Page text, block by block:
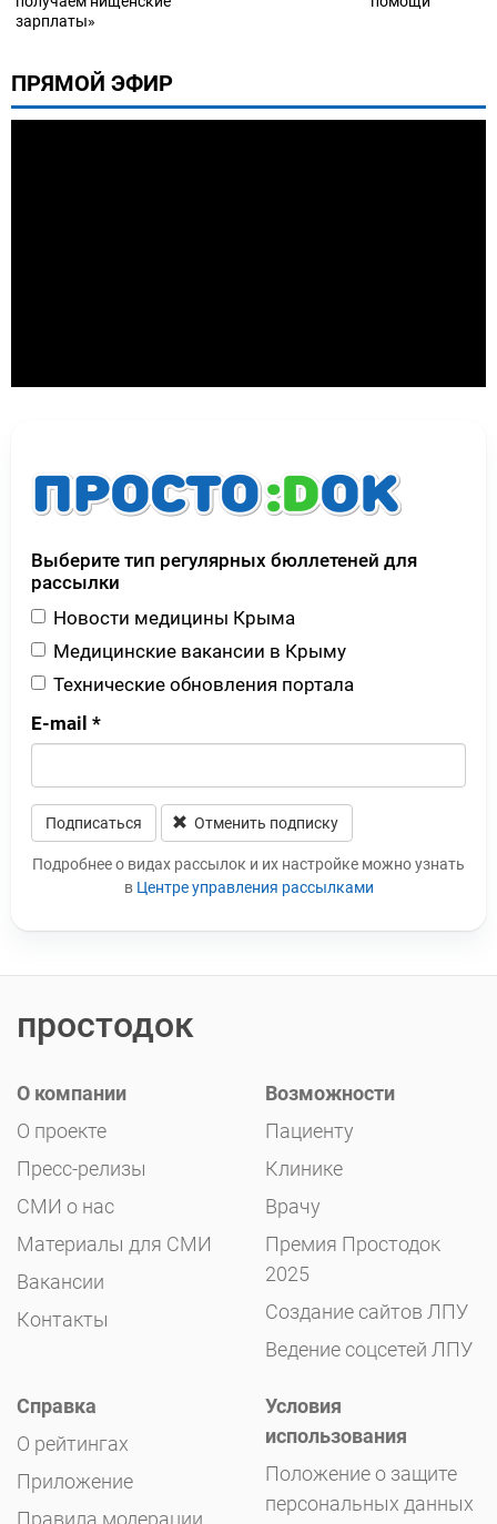
зарплаты»
ПРЯМОЙ ЭФИР
Выберите тип регулярных бюллетеней для
рассылки
Новости медицины Крыма
Медицинские вакансии в Крыму
Технические обновления портала
E-mail *
Подписаться Отменить подписку
Leave this field blank
Подробнее о видах рассылок и их настройке можно узнать
в Центре управления рассылками
простодок
О компании
О проекте
Пресс-релизы
СМИ о нас
Материалы для СМИ
Вакансии
Контакты
Возможности
Пациенту
Клинике
Врачу
Премия Простодок
2025
Создание сайтов ЛПУ
Ведение соцсетей ЛПУ
Справка
О рейтингах
Приложение
Правила модерации
Условия
использования
Положение о защите
персональных данных